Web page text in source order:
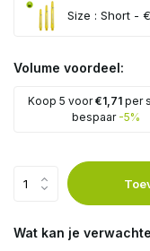
Size : Short -
Volume voordeel:
Koop 5 voor€1,71per
bespaar -5%
Wat kan je